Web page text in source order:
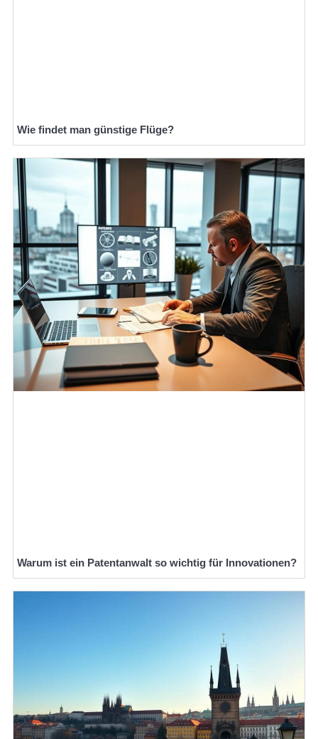
Wie findet man günstige Flüge?
Warum ist ein Patentanwalt so wichtig für Innovationen?